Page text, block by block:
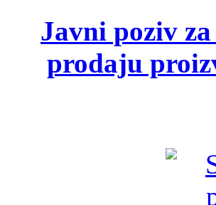
Javni poziv
prodaju